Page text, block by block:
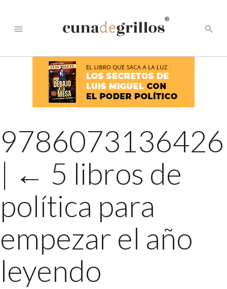
menu
®
search
9786073136426
| ← 5 libros de
política para
empezar el año
leyendo